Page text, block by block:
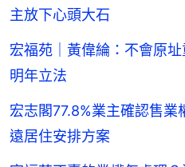
主放下心頭大石
宏福苑｜黃偉綸：不會原
明年立法
宏志閣77.8%業主確認售
遠居住安排方案